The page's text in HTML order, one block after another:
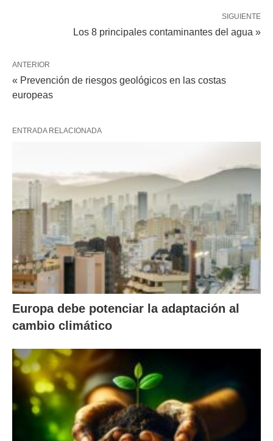
SIGUIENTE
Los 8 principales contaminantes del agua »
ANTERIOR
« Prevención de riesgos geológicos en las costas
europeas
ENTRADA RELACIONADA
Europa debe potenciar la adaptación al
cambio climático